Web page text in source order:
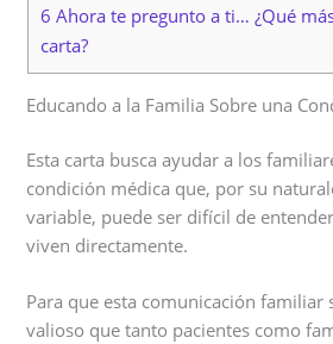
6 Ahora te pregunto a ti… ¿Qué
carta?
Educando a la Familia Sobre una
Esta carta busca ayudar a los
condición médica que, por su
variable, puede ser difícil de
viven directamente.
Para que esta comunicación familiar
valioso que tanto pacientes como